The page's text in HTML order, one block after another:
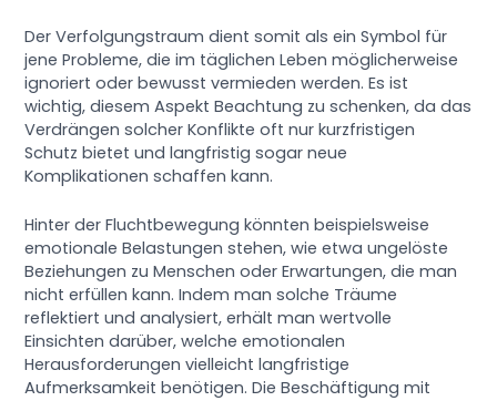
Der Verfolgungstraum dient somit als ein Symbol für
jene Probleme, die im täglichen Leben möglicherweise
ignoriert oder bewusst vermieden werden. Es ist
wichtig, diesem Aspekt Beachtung zu schenken, da das
Verdrängen solcher Konflikte oft nur kurzfristigen
Schutz bietet und langfristig sogar neue
Komplikationen schaffen kann.
Hinter der Fluchtbewegung könnten beispielsweise
emotionale Belastungen stehen, wie etwa ungelöste
Beziehungen zu Menschen oder Erwartungen, die man
nicht erfüllen kann. Indem man solche Träume
reflektiert und analysiert, erhält man wertvolle
Einsichten darüber, welche emotionalen
Herausforderungen vielleicht langfristige
Aufmerksamkeit benötigen. Die Beschäftigung mit